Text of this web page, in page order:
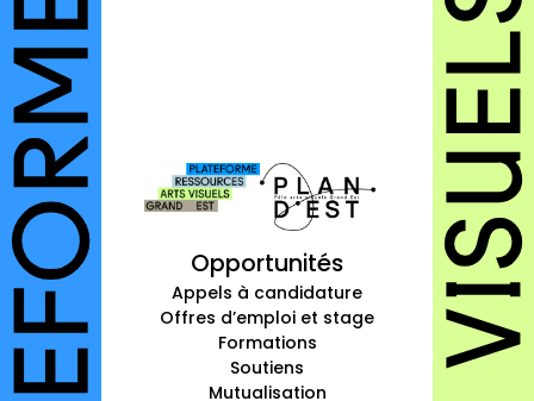
Opportunités
Appels à candidature
Offres d’emploi et stage
Formations
Soutiens
Mutualisation